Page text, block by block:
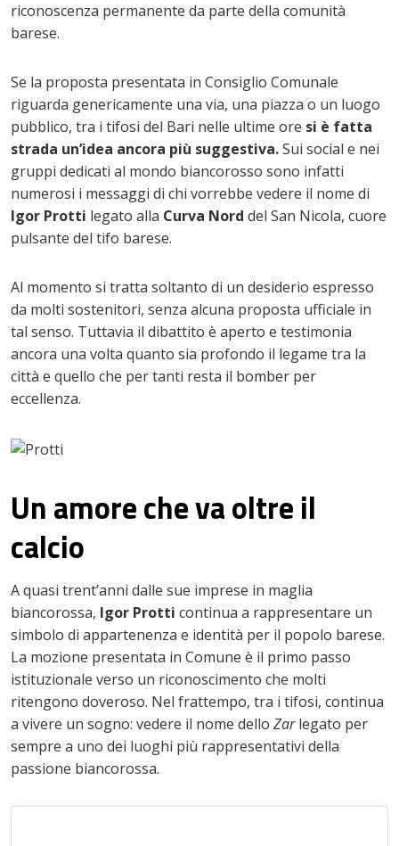
riconoscenza permanente da parte della comunità
barese.
Se la proposta presentata in Consiglio Comunale
riguarda genericamente una via, una piazza o un luogo
pubblico, tra i tifosi del Bari nelle ultime ore si è fatta
strada un’idea ancora più suggestiva.Sui social e nei
gruppi dedicati al mondo biancorosso sono infatti
numerosi i messaggi di chi vorrebbe vedere il nome di
Igor Protti legato alla Curva Nord del San Nicola, cuore
pulsante del tifo barese.
Al momento si tratta soltanto di un desiderio espresso
da molti sostenitori, senza alcuna proposta ufficiale in
tal senso. Tuttavia il dibattito è aperto e testimonia
ancora una volta quanto sia profondo il legame tra la
città e quello che per tanti resta il bomber per
eccellenza.
Un amore che va oltre il
calcio
A quasi trent’anni dalle sue imprese in maglia
biancorossa, Igor Protti continua a rappresentare un
simbolo di appartenenza e identità per il popolo barese.
La mozione presentata in Comune è il primo passo
istituzionale verso un riconoscimento che molti
ritengono doveroso. Nel frattempo, tra i tifosi, continua
a vivere un sogno: vedere il nome dello Zarlegato per
sempre a uno dei luoghi più rappresentativi della
passione biancorossa.